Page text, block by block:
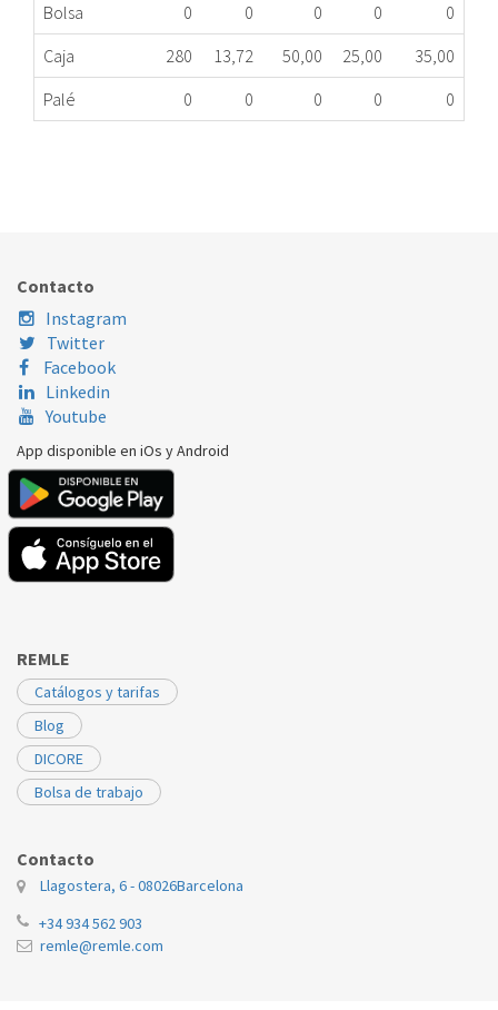
Bolsa
0 0 0 0
0
Caja
280 13,72 50,00 25,00
35,00
Palé
0 0 0 0 0
Contacto
Instagram
Twitter
Facebook
Linkedin
Youtube
App disponible en iOs y Android
REMLE
Catálogos y tarifas
Blog
DICORE
Bolsa de trabajo
Contacto
Llagostera, 6 - 08026Barcelona
+34 934 562 903
remle@remle.com